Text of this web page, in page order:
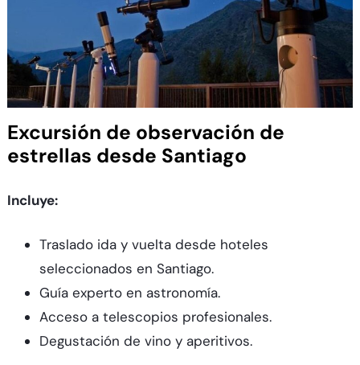
Excursión de observación de
estrellas desde Santiago
Incluye:
Traslado ida y vuelta desde hoteles
seleccionados en Santiago.
Guía experto en astronomía.
Acceso a telescopios profesionales.
Degustación de vino y aperitivos.